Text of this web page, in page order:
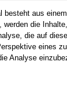
aus
die
die auf
eines
Analyse